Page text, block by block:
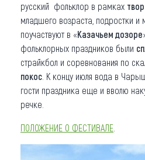
русский фольклор в рамках
младшего возраста, подростки и
поучаствуют в «Казачьем дозоре
фольклорных праздников были
страйкбол и соревнования по
покос . К концу июля вода в
гости праздника еще и вволю
речке.
ПОЛОЖЕНИЕ О ФЕСТИВАЛЕ